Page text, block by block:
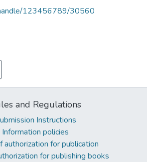
123456789/30560
and Regulations
Instructions
Information policies
authorization for publication
for publishing books